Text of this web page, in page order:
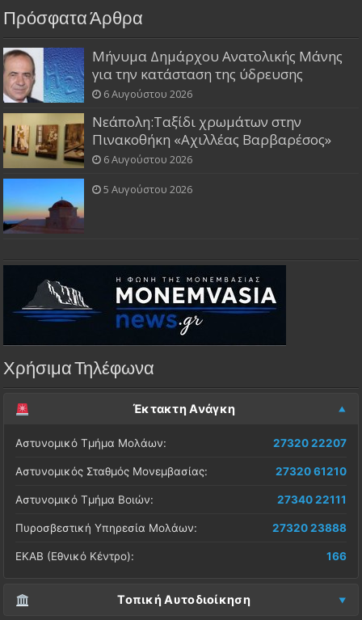
Πρόσφατα Άρθρα
Μήνυμα Δημάρχου Ανατολικής Μάνης
για την κατάσταση της ύδρευσης
6 Αυγούστου 2026
Νεάπολη:Ταξίδι χρωμάτων στην
Πινακοθήκη «Αχιλλέας Βαρβαρέσος»
6 Αυγούστου 2026
5 Αυγούστου 2026
Χρήσιμα Τηλέφωνα
Έκτακτη Ανάγκη
Αστυνομικό Τμήμα Μολάων: 27320 22207
Αστυνομικός Σταθμός Μονεμβασίας: 27320 61210
Αστυνομικό Τμήμα Βοιών: 27340 22111
Πυροσβεστική Υπηρεσία Μολάων: 27320 23888
ΕΚΑΒ (Εθνικό Κέντρο): 166
Τοπική Αυτοδιοίκηση